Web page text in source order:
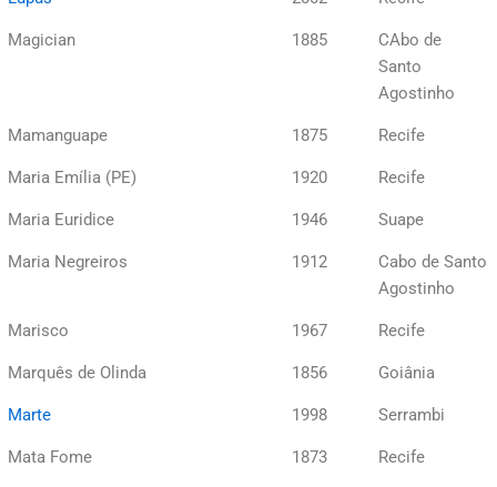
Magician 1885
CAbo de
Santo
Agostinho
Mamanguape 1875 Recife
Maria Emília (PE) 1920 Recife
Maria Euridice 1946 Suape
Maria Negreiros 1912
Cabo de Santo
Agostinho
Marisco 1967 Recife
Marquês de Olinda 1856 Goiânia
Marte 1998 Serrambi
Mata Fome 1873 Recife